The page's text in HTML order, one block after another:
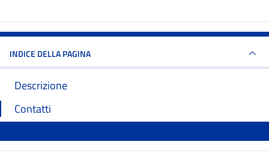
INDICE DELLA PAGINA
Descrizione
Contatti